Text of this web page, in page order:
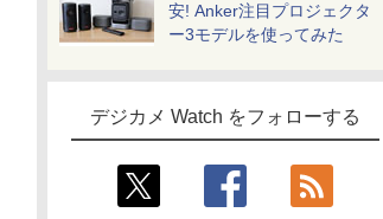
安! Anker注目プロジェクタ
ー3モデルを使ってみた
デジカメ Watch をフォローする